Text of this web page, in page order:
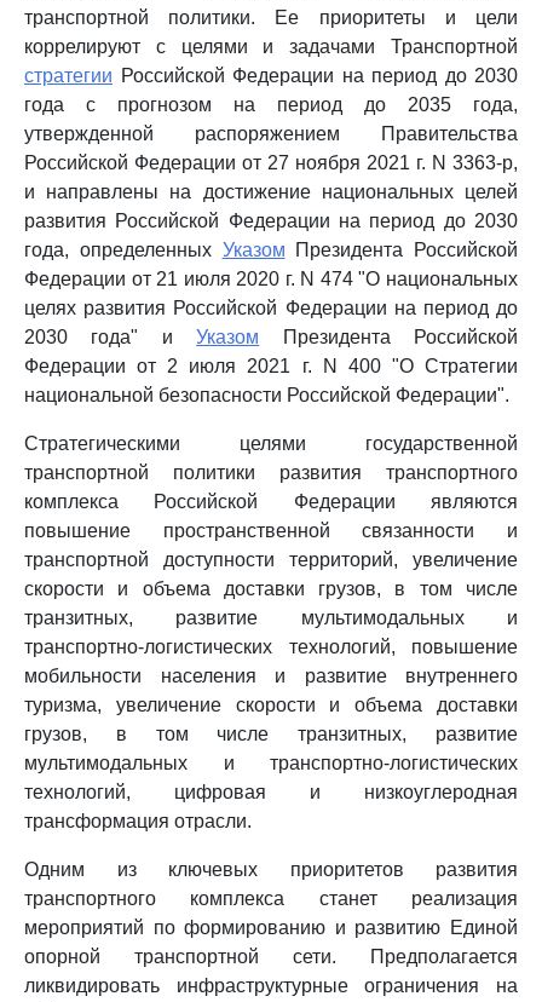
транспортной политики. Ее приоритеты и цели
коррелируют с целями и задачами Транспортной
стратегии Российской Федерации на период до 2030
года с прогнозом на период до 2035 года,
утвержденной распоряжением Правительства
Российской Федерации от 27 ноября 2021 г. N 3363-р,
и направлены на достижение национальных целей
развития Российской Федерации на период до 2030
года, определенных Указом Президента Российской
Федерации от 21 июля 2020 г. N 474 "О национальных
целях развития Российской Федерации на период до
2030 года" иУказом Президента Российской
Федерации от 2 июля 2021 г. N 400 "О Стратегии
национальной безопасности Российской Федерации".
Стратегическими целями государственной
транспортной политики развития транспортного
комплекса Российской Федерации являются
повышение пространственной связанности и
транспортной доступности территорий, увеличение
скорости и объема доставки грузов, в том числе
транзитных, развитие мультимодальных и
транспортно-логистических технологий, повышение
мобильности населения и развитие внутреннего
туризма, увеличение скорости и объема доставки
грузов, в том числе транзитных, развитие
мультимодальных и транспортно-логистических
технологий, цифровая и низкоуглеродная
трансформация отрасли.
Одним из ключевых приоритетов развития
транспортного комплекса станет реализация
мероприятий по формированию и развитию Единой
опорной транспортной сети. Предполагается
ликвидировать инфраструктурные ограничения на